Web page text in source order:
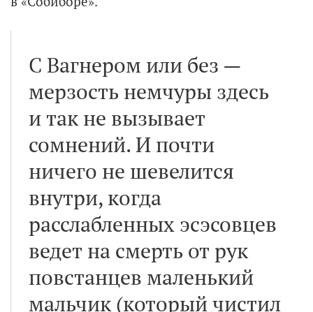
С Вагнером или без —
мерзость немчуры здесь
и так не вызывает
сомнений. И почти
ничего не шевелится
внутри, когда
расслабленных эсэсовцев
ведет на смерть от рук
повстанцев маленький
мальчик (который чистил